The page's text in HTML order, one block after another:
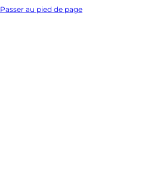
Passer au pied de page